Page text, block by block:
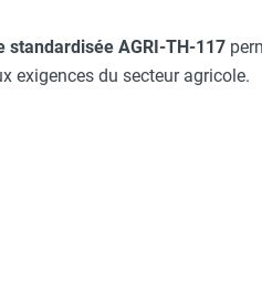
standardisée AGRI-TH-117
exigences du secteur agricole.